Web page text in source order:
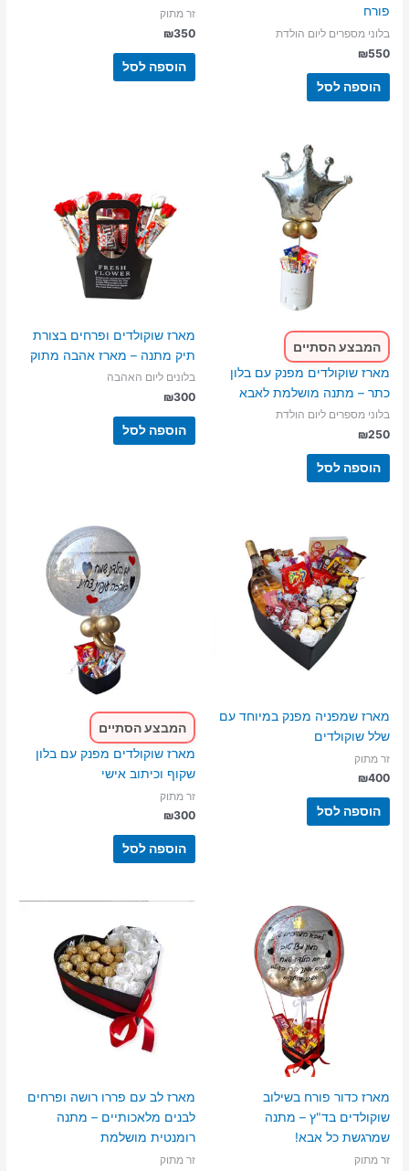
פורח
בלוני מספרים ליום הולדת
₪550
הוספה לסל
זר מתוק
₪350
הוספה לסל
המבצע הסתיים
מארז שוקולדים מפנק עם בלון
כתר – מתנה מושלמת לאבא
בלוני מספרים ליום הולדת
₪250
הוספה לסל
מארז שוקולדים ופרחים בצורת
תיק מתנה – מארז אהבה מתוק
בלונים ליום האהבה
₪300
הוספה לסל
מארז שמפניה מפנק במיוחד עם
שלל שוקולדים
זר מתוק
₪400
הוספה לסל
המבצע הסתיים
מארז שוקולדים מפנק עם בלון
שקוף וכיתוב אישי
זר מתוק
₪300
הוספה לסל
מארז כדור פורח בשילוב
שוקולדים בד"ץ – מתנה
שמרגשת כל אבא!
זר מתוק
מארז לב עם פררו רושה ופרחים
לבנים מלאכותיים – מתנה
רומנטית מושלמת
זר מתוק